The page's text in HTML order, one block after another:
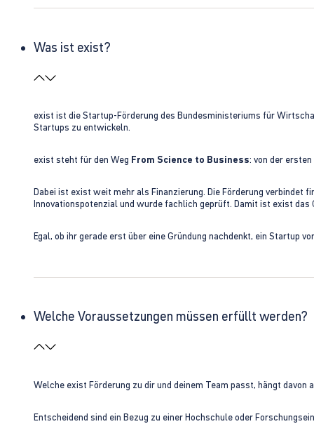
Was ist exist?
exist ist die Startup-Förderung des Bundesministeriums für
Startups zu entwickeln.
exist steht für den Weg From Science to Business: von der
Dabei ist exist weit mehr als Finanzierung. Die Förderung verbindet
Innovationspotenzial und wurde fachlich geprüft. Damit ist exist
Egal, ob ihr gerade erst über eine Gründung nachdenkt, ein Startup
Welche Voraussetzungen müssen erfüllt werden?
Welche exist Förderung zu dir und deinem Team passt, hängt
Entscheidend sind ein Bezug zu einer Hochschule oder